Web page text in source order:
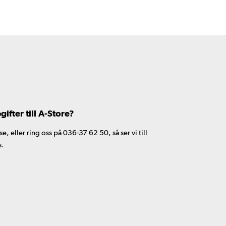
till A-Store?
eller ring oss på 036-37 62 50, så ser vi till